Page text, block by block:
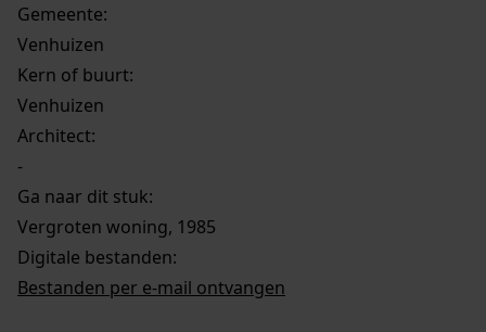
Gemeente:
Venhuizen
Kern of buurt:
Venhuizen
Architect:
-
Ga naar dit stuk:
Vergroten woning, 1985
Digitale bestanden:
Bestanden per e-mail ontvangen